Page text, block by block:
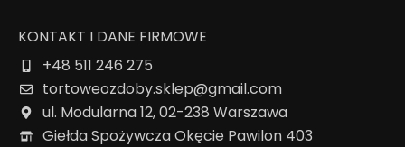
KONTAKT I DANE FIRMOWE
+48 511 246 275
tortoweozdoby.sklep@gmail.com
ul. Modularna 12, 02-238 Warszawa
Giełda Spożywcza Okęcie Pawilon 403